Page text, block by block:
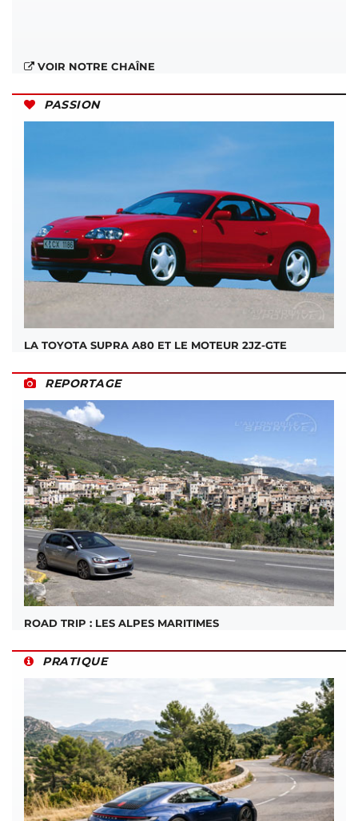
VOIR NOTRE CHAÎNE
PASSION
LA TOYOTA SUPRA A80 ET LE MOTEUR 2JZ-GTE
REPORTAGE
ROAD TRIP : LES ALPES MARITIMES
PRATIQUE